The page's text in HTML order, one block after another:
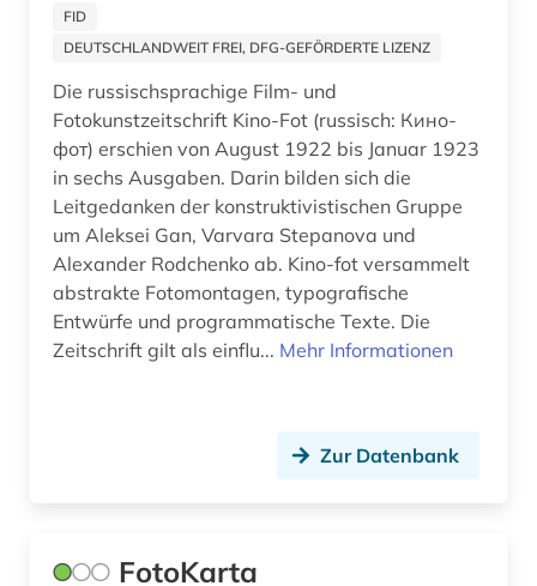
kulturerbe (3)
kulturwissenschaften (1)
kunst (7)
kunstgeschichte (1)
landeskunde (1)
lehrfilm (1)
life (1)
medien (1)
FID
DEUTSCHLANDWEIT FREI, DFG-GEFÖRDERTE LIZENZ
Die russischsprachige Film- und
Fotokunstzeitschrift Kino-Fot (russisch: Кино-
фот) erschien von August 1922 bis Januar 1923
in sechs Ausgaben. Darin bilden sich die
Leitgedanken der konstruktivistischen Gruppe
um Aleksei Gan, Varvara Stepanova und
Alexander Rodchenko ab. Kino-fot versammelt
abstrakte Fotomontagen, typografische
Entwürfe und programmatische Texte. Die
Zeitschrift gilt als einflu... Mehr Informationen
Zur Datenbank
FotoKarta